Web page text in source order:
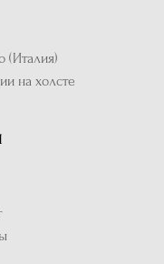
(Италия)
на холсте